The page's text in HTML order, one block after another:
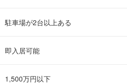
駐車場が2台以上ある
即入居可能
1,500万円以下